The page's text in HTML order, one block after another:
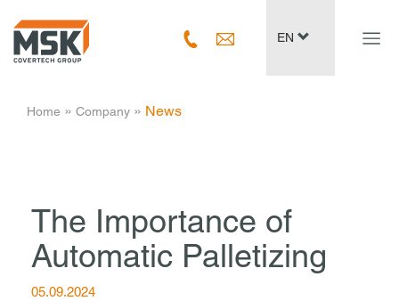
EN
Home ­ » ­ Company ­ » ­ News
The Importance of
Automatic Palletizing
05.09.2024